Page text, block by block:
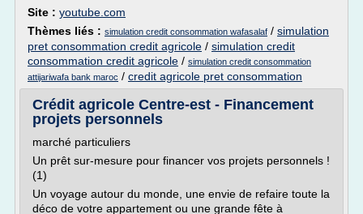
Site : youtube.com
Thèmes liés : simulation credit consommation wafasalaf / simulation
pret consommation credit agricole / simulation credit
consommation credit agricole / simulation credit consommation
attijariwafa bank maroc / credit agricole pret consommation
Crédit agricole Centre-est - Financement
projets personnels
marché particuliers
Un prêt sur-mesure pour financer vos projets personnels !
(1)
Un voyage autour du monde, une envie de refaire toute la
déco de votre appartement ou une grande fête à